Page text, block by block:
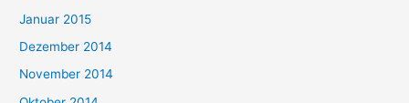
Januar 2015
Dezember 2014
November 2014